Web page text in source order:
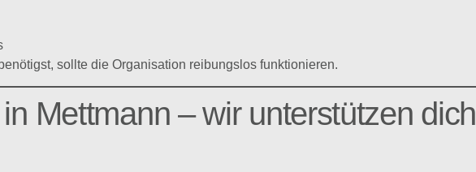
sollte die Organisation reibungslos funktionieren.
Mettmann – wir unterstützen dich